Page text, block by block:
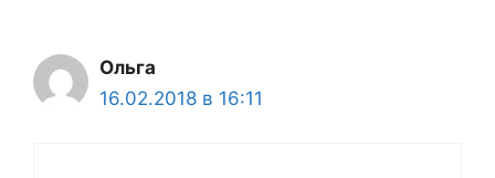
Ольга
16.02.2018 в 16:11